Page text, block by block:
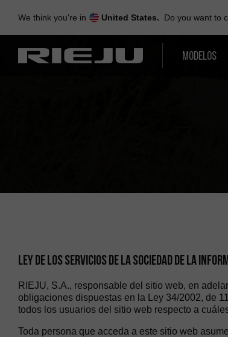
content
We think you're in United States. Do you want to
MODELOS
LEY DE LOS SERVICIOS DE LA SOCIEDAD DE LA
RIEJU, S.A., responsable del sitio web, en
obligaciones dispuestas en la Ley 34/2002, de
todos los usuarios del sitio web respecto a
Toda persona que acceda a este sitio web